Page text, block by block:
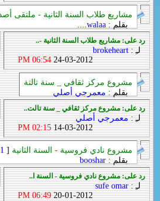
مشاريع طلاب السنة الثانية - ملتقى
بقلم :walaa....
رد على: مشاريع طلاب السنة الثانية -..
لـِ :brokeheart
24-03-2012
06:54 PM
مشروع مركز ثقافي _ سنة تالتة
بقلم : معمرجي أصلي
رد على: مشروع مركز ثقافي _ سنة تالت..
لـِ : معمرجي أصلي
14-03-2012
02:15 PM
مشروع نادي فروسية - السنة الثانية [
1
بقلم :booshar
رد على: مشروع نادي فروسية - السنة ا..
لـِ :sufe omar
20-01-2012
06:49 PM